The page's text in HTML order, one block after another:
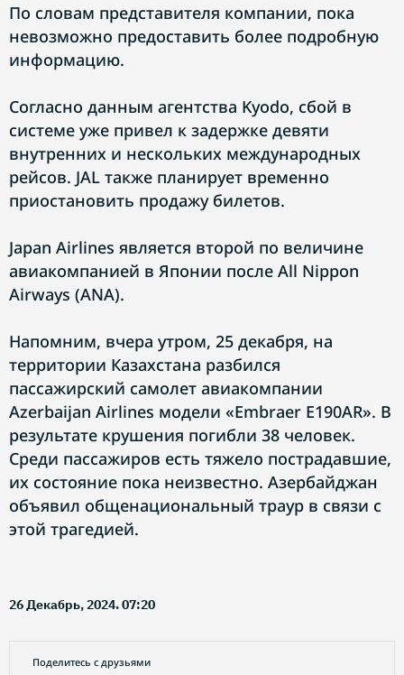
По словам представителя компании, пока
невозможно предоставить более подробную
информацию.
Согласно данным агентства Kyodo, сбой в
системе уже привел к задержке девяти
внутренних и нескольких международных
рейсов. JAL также планирует временно
приостановить продажу билетов.
Japan Airlines является второй по величине
авиакомпанией в Японии после All Nippon
Airways (ANA).
Напомним, вчера утром, 25 декабря, на
территории Казахстана разбился
пассажирский самолет авиакомпании
Azerbaijan Airlines модели «Embraer E190AR». В
результате крушения погибли 38 человек.
Среди пассажиров есть тяжело пострадавшие,
их состояние пока неизвестно. Азербайджан
объявил общенациональный траур в связи с
этой трагедией.
26 Декабрь, 2024. 07:20
Поделитесь с друзьями